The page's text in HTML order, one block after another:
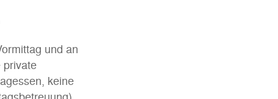
und an
private
keine